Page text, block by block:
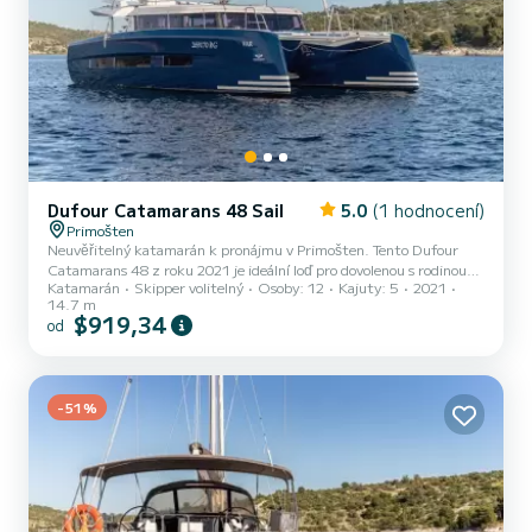
Dufour Catamarans 48 Sail 5.0 (1 hodnocení)
Primošten
Neuvěřitelný katamarán k pronájmu v Primošten. Tento Dufour
Catamarans 48 z roku 2021 je ideální loď pro dovolenou s rodinou
nebo přáteli. Na tomto katamaránu budete mít výjimečnou plavbu
15 metrů. Během plavby budete moci ubytovat až 12 cestujících a
využít jeho 5 kabin s úplným pohodlím. Pro vaše pohodlí má Nox 5
Přívěsný motor, Elektrický naviják, Wifi a internet....
Katamarán Skipper volitelný Osoby: 12 Kajuty: 5
2021
14.7 m
od $919,34
-51%